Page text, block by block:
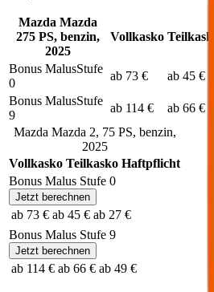
Mazda Mazda
275 PS, benzin,
2025
Vollkasko Teilkasko
Bonus MalusStufe
0
ab 73 € ab 45 €
Bonus MalusStufe
9
ab 114 € ab 66 €
Mazda Mazda 2, 75PS, benzin,
2025
Vollkasko Teilkasko Haftpflicht
Bonus Malus Stufe 0
Jetzt berechnen
ab 73 € ab 45 € ab 27 €
Bonus Malus Stufe 9
Jetzt berechnen
ab 114 € ab 66 € ab 49 €